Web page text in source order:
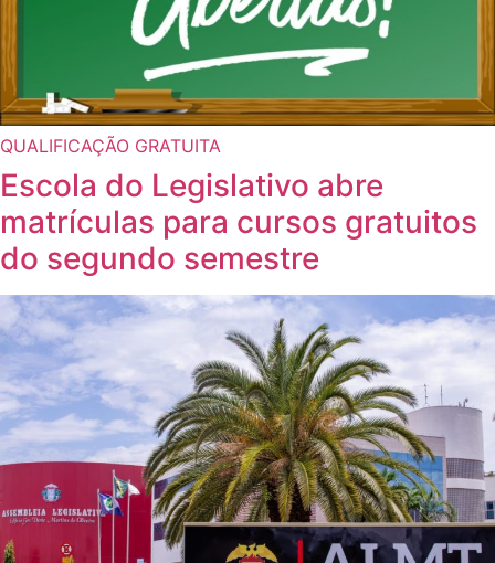
QUALIFICAÇÃO GRATUITA
Escola do Legislativo abre
matrículas para cursos gratuitos
do segundo semestre